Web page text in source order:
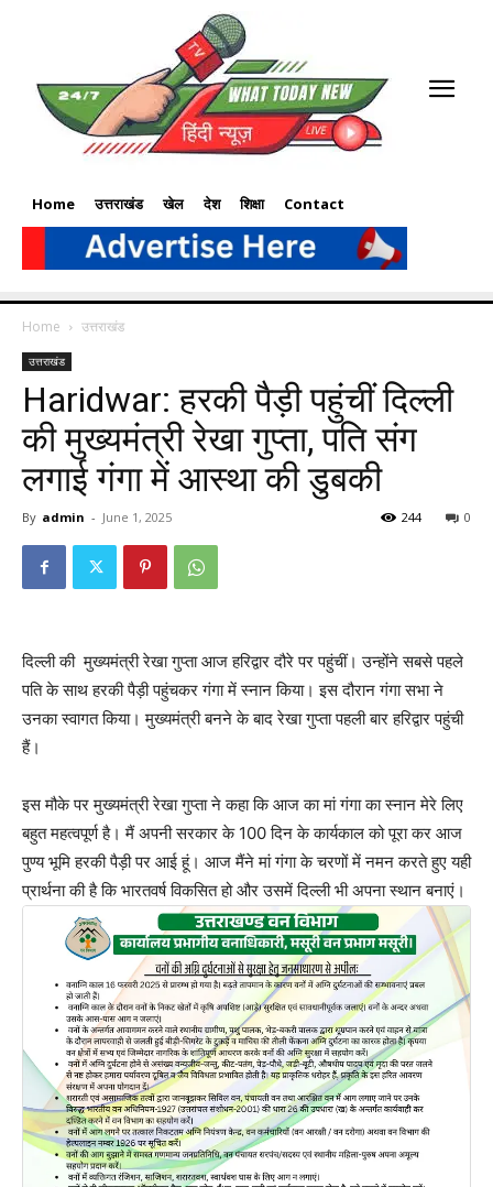
Home उत्तराखंड खेल देश शिक्षा Contact
Home उत्तराखंड
उत्तराखंड
Haridwar: हरकी पैड़ी पहुंचीं दिल्ली
की मुख्यमंत्री रेखा गुप्ता, पति संग
लगाई गंगा में आस्था की डुबकी
By admin - June 1, 2025 0
244
दिल्ली की मुख्यमंत्री रेखा गुप्ता आज हरिद्वार दौरे पर पहुंचीं। उन्होंने सबसे पहले
पति के साथ हरकी पैड़ी पहुंचकर गंगा में स्नान किया। इस दौरान गंगा सभा ने
उनका स्वागत किया। मुख्यमंत्री बनने के बाद रेखा गुप्ता पहली बार हरिद्वार पहुंची
हैं।
इस मौके पर मुख्यमंत्री रेखा गुप्ता ने कहा कि आज का मां गंगा का स्नान मेरे लिए
बहुत महत्वपूर्ण है। मैं अपनी सरकार के 100 दिन के कार्यकाल को पूरा कर आज
पुण्य भूमि हरकी पैड़ी पर आई हूं। आज मैंने मां गंगा के चरणों में नमन करते हुए यही
प्रार्थना की है कि भारतवर्ष विकसित हो और उसमें दिल्ली भी अपना स्थान बनाएं।